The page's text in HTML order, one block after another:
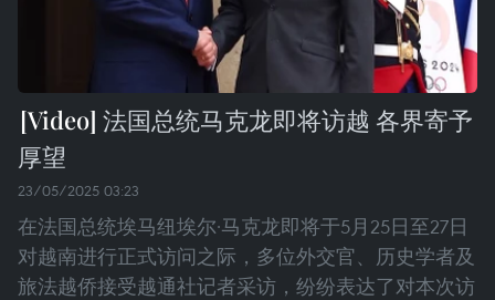
法国总统马克龙即将访越 各界寄予
厚望
23/05/2025 03:23
在法国总统埃马纽埃尔·马克龙即将于5月25日至27日
对越南进行正式访问之际，多位外交官、历史学者及
旅法越侨接受越通社记者采访，纷纷表达了对本次访